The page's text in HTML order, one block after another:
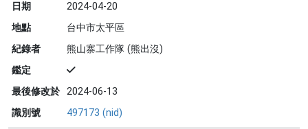
日期
2024-04-20
地點
台中市太平區
紀錄者
熊山寨工作隊 (熊出沒)
鑑定
最後修改於 2024-06-13
識別號
497173 (nid)